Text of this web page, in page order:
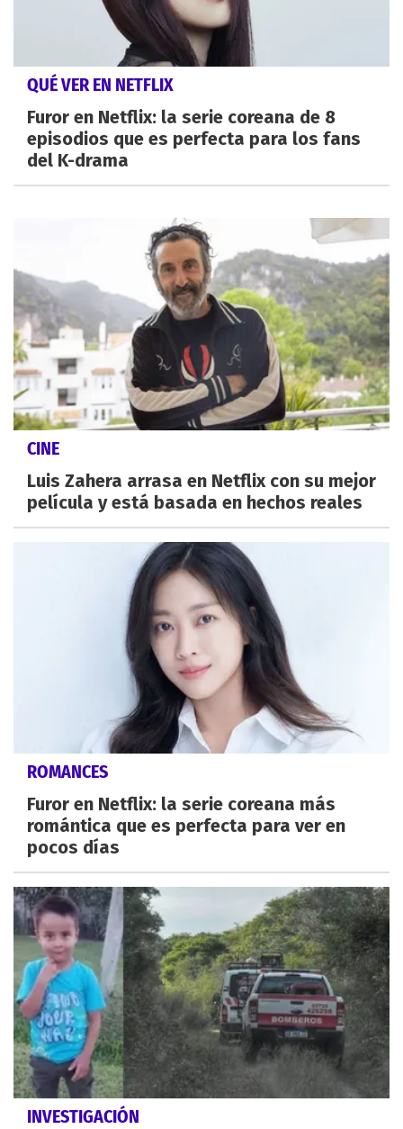
QUÉ VER EN NETFLIX
Furor en Netflix: la serie coreana de 8
episodios que es perfecta para los fans
del K-drama
CINE
Luis Zahera arrasa en Netflix con su mejor
película y está basada en hechos reales
ROMANCES
Furor en Netflix: la serie coreana más
romántica que es perfecta para ver en
pocos días
INVESTIGACIÓN